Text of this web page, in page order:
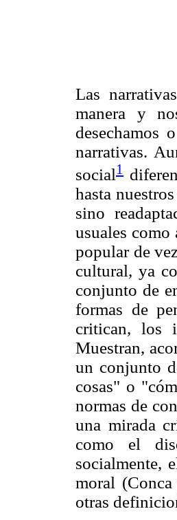
Las
manera y
desechamos
narrativas.
social1
hasta
sino
usuales como
popular de
cultural, ya
conjunto de
formas de
critican, los
Muestran,
un conjunto
cosas" o
normas de
una mirada
como el
socialmente,
moral
otras